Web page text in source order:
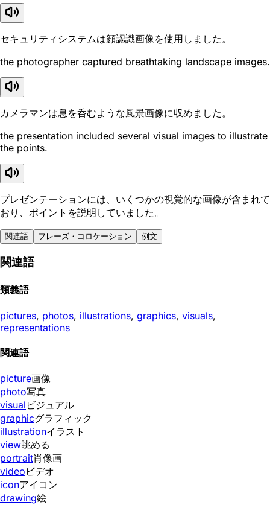
セキュリティシステムは顔認識画像を使用しました。
the photographer captured breathtaking landscape images.
カメラマンは息を呑むような風景画像に収めました。
the presentation included several visual images to illustrate
the points.
プレゼンテーションには、いくつかの視覚的な画像が含まれて
おり、ポイントを説明していました。
関連語 フレーズ・コロケーション 例文
関連語
類義語
pictures, photos, illustrations, graphics, visuals,
representations
関連語
picture画像
photo写真
visual ビジュアル
graphicグラフィック
illustrationイラスト
view眺める
portrait肖像画
video ビデオ
iconアイコン
drawing絵